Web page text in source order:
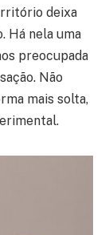
deixa
Há nela uma
preocupada
Não
mais solta,